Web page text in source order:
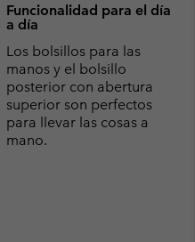
Funcionalidad para el día
a día
Los bolsillos para las
manos y el bolsillo
posterior con abertura
superior son perfectos
para llevar las cosas a
mano.